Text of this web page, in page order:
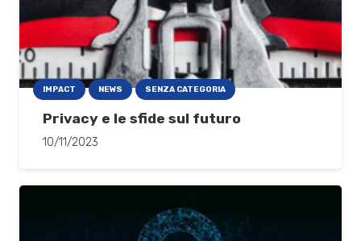
IMPACT NEWS SENZA CATEGORIA
Privacy e le sfide sul futuro
10/11/2023